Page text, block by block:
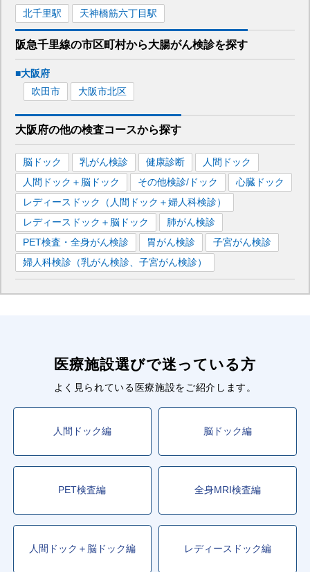
北千里駅 天神橋筋六丁目駅
阪急千里線の市区町村から大腸がん検診を探す
■大阪府
吹田市
大阪市北区
大阪府の他の検査コースから探す
脳ドック 乳がん検診 健康診断
人間ドック
人間ドック＋脳ドック
その他検診/ドック
心臓ドック
レディースドック（人間ドック＋婦人科検診）
レディースドック＋脳ドック
肺がん検診
PET検査・全身がん検診
胃がん検診
子宮がん検診
婦人科検診（乳がん検診、子宮がん検診）
医療施設選びで迷っている方
よく見られている医療施設をご紹介します。
人間ドック編 脳ドック編
PET検査編 全身MRI検査編
人間ドック＋脳ドック編 レディースドック編